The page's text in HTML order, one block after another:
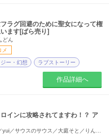
ラグ回避のために聖女になって権
ます[ばら売り]
どん
メ
ー・幻想 ラブストーリー
作品詳細へ
インに攻略されてますわ！？ ア
庭そと／りんご飴ツイン／わに／naturalsoft／ほしな／大小判／むらさき／ふじやま